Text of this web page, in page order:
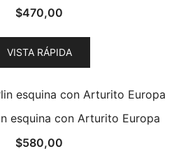
$470,00
VISTA RÁPIDA
esquina con Arturito Europa
$580,00